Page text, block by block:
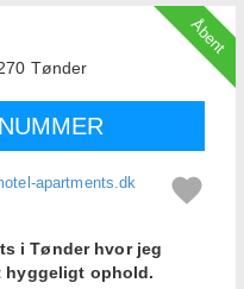
Åbent
Tønder
apartments.dk
i Tønder hvor jeg
hyggeligt ophold.